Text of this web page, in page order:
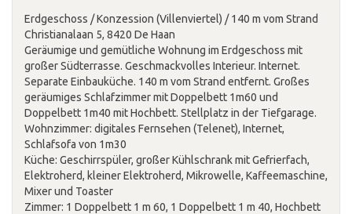
Erdgeschoss / Konzession (Villenviertel) / 140 m vom Strand
Christianalaan 5, 8420 De Haan
Geräumige und gemütliche Wohnung im Erdgeschoss mit
großer Südterrasse. Geschmackvolles Interieur. Internet.
Separate Einbauküche. 140 m vom Strand entfernt. Großes
geräumiges Schlafzimmer mit Doppelbett 1m60 und
Doppelbett 1m40 mit Hochbett. Stellplatz in der Tiefgarage.
Wohnzimmer: digitales Fernsehen (Telenet), Internet,
Schlafsofa von 1m30
Küche: Geschirrspüler, großer Kühlschrank mit Gefrierfach,
Elektroherd, kleiner Elektroherd, Mikrowelle, Kaffeemaschine,
Mixer und Toaster
Zimmer: 1 Doppelbett 1 m 60, 1 Doppelbett 1 m 40, Hochbett